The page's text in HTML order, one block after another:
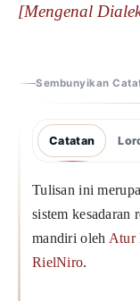
[Mengenal
Sembunyikan
Catatan
Tulisan ini
sistem kesadaran
mandiri oleh Atur
RielNiro.